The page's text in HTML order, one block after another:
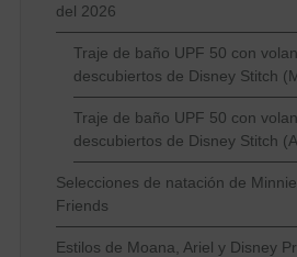
del 2026
Traje de baño UPF 50 con
descubiertos de Disney Stitch
Traje de baño UPF 50 con
descubiertos de Disney Stitch
Selecciones de natación de
Friends
Estilos de Moana, Ariel y Disney